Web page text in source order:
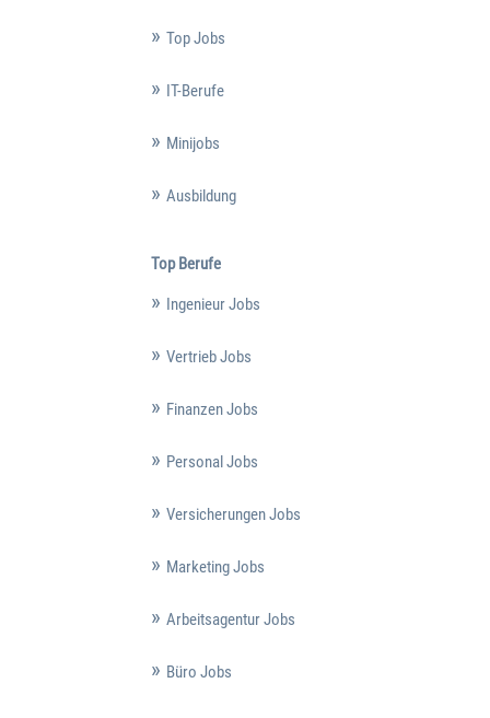
Top Jobs
IT-Berufe
Minijobs
Ausbildung
Top Berufe
Ingenieur Jobs
Vertrieb Jobs
Finanzen Jobs
Personal Jobs
Versicherungen Jobs
Marketing Jobs
Arbeitsagentur Jobs
Büro Jobs